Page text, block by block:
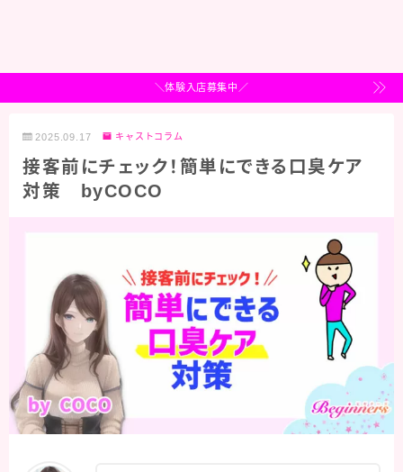
＼体験入店募集中／
2025.09.17 キャストコラム
接客前にチェック！簡単にできる口臭ケア
対策 byCOCO